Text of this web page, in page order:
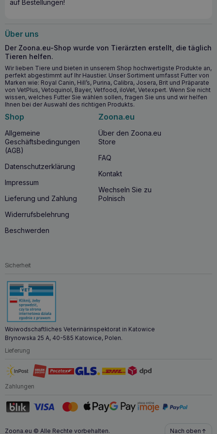
Befeuchtet und pflegt Haut und Fell und beugt
Haustiere mit empfindlicher Haut geeignet.
und beugt statischem Haarausfall vor.
Wann ist es ratsam, TOTOBI Natural
Refreshing Shampoo zu verwenden?
TOTOBI Natural Refreshing Shampoosollte verwendet
werden, wenn Ihr Hund oder Ihre Katze Probleme mit
unangenehmem Geruch
oderfettigem Haar
ist für Haustiere jeden Alters geeignet, und seine sanfte
Formel ist auch für junge und empfindliche Haustiere
geeignet.
Warum sollten Sie TOTOBI Natural Refreshing
Shampoo kaufen?
TOTOBI Natural Refreshing Shampoo
Seine einzigartige Formel auf Basis pflanzlicher Inhaltsstoffe
reinigt nicht nur, sondern pflegt auch Haut und Fell für ein
gesundes Aussehen. Dank seines angemessenen pH-Werts
hinaus ist das Produkt vegan und hypoallergen, was es zu
Es ist auch eine ethische Wahl – das Kosmetikprodukt
wurde an Menschen und nicht an Tieren getestet, was
seine Sicherheit und Sanftheit bestätigt.
auf Bestellungen!
Über uns
Der Zoona.eu-Shop wurde von Tierärzten erstellt, die täglich
Tieren helfen.
Wir lieben Tiere und bieten in unserem Shop hochwertigste Produkte an,
perfekt abgestimmt auf Ihr Haustier. Unser Sortiment umfasst Futter von
Marken wie: Royal Canin, Hill’s, Purina, Calibra, Josera, Brit und Präparate
von VetPlus, Vetoquinol, Bayer, Vetfood, iloVet, Vetexpert. Wenn Sie nicht
wissen, welches Futter Sie wählen sollen, fragen Sie uns und wir helfen
Ihnen bei der Auswahl des richtigen Produkts.
Shop
Allgemeine
Geschäftsbedingungen
(AGB)
Datenschutzerklärung
Impressum
Lieferung und Zahlung
Widerrufsbelehrung
Beschwerden
Zoona.eu
Über den Zoona.eu
Store
FAQ
Kontakt
Wechseln Sie zu
Polnisch
Sicherheit
Woiwodschaftliches Veterinärinspektorat in Katowice
Brynowska 25 A, 40-585 Katowice, Polen.
Lieferung
Zahlungen
Zoona.eu © Alle Rechte vorbehalten. Nach oben